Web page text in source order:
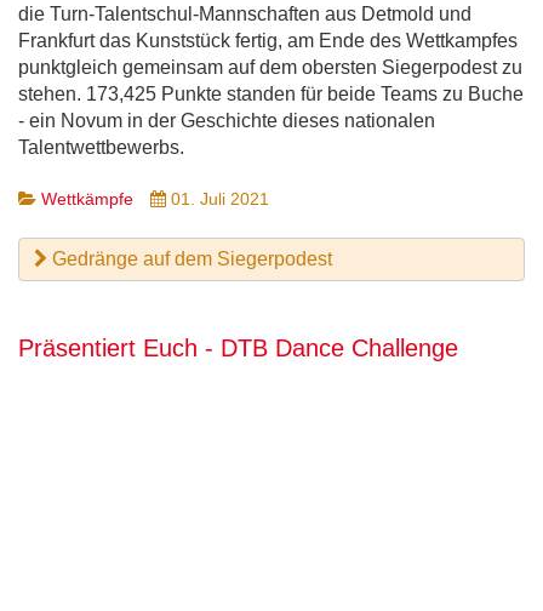
die Turn-Talentschul-Mannschaften aus Detmold und
Frankfurt das Kunststück fertig, am Ende des Wettkampfes
punktgleich gemeinsam auf dem obersten Siegerpodest zu
stehen. 173,425 Punkte standen für beide Teams zu Buche
- ein Novum in der Geschichte dieses nationalen
Talentwettbewerbs.
Wettkämpfe 01. Juli 2021
Gedränge auf dem Siegerpodest
Präsentiert Euch - DTB Dance Challenge